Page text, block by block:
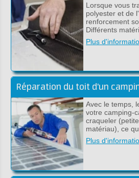
Lorsque vous
polyester et de
renforcement
Différents
Plus
Réparation du toit d'un
Avec le temps,
votre camping-
craqueler
matériau), ce
Plus